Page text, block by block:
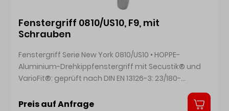
Fenstergriff 0810/US10, F9, mit
Schrauben
Fenstergriff Serie New York 0810/US10 • HOPPE-
Aluminium-Drehkippfenstergriff mit Secustik® und
VarioFit®: geprüft nach DIN EN 13126-3: 23/180-
Abdeckung: Teil-Abdeckkappe • Unterkonstruktion:
Preis auf Anfrage